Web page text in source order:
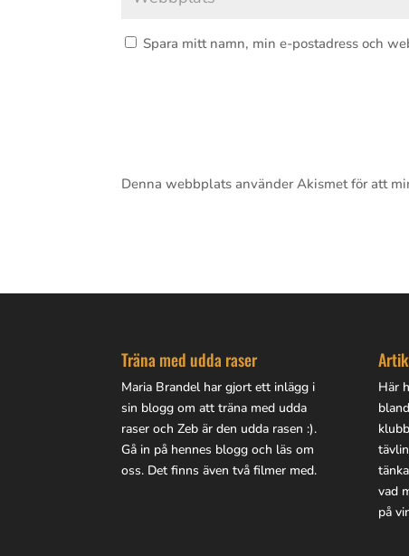
Spara mitt namn, min e-postadress och
Denna webbplats använder Akismet för att
Träna med udda raser
Maria Brandel har gjortett inlägg i
sin blogg om att träna med udda
raser och Zeb är den udda rasen :).
Gå in på hennes blogg och läs om
oss. Det finns även två filmer med.
Här
vad
på